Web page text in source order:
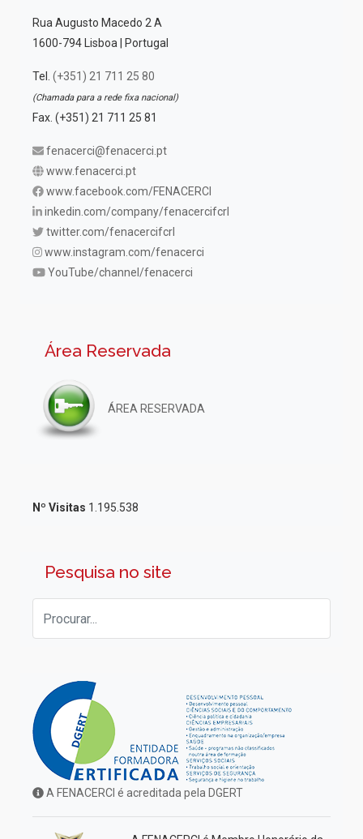
Rua Augusto Macedo 2 A
1600-794 Lisboa | Portugal
Tel. (+351) 21 711 25 80
(Chamada para a rede fixa nacional)
Fax. (+351) 21 711 25 81
fenacerci@fenacerci.pt
www.fenacerci.pt
www.facebook.com/FENACERCI
inkedin.com/company/fenacercifcrl
twitter.com/fenacercifcrl
www.instagram.com/fenacerci
YouTube/channel/fenacerci
Área Reservada
ÁREA RESERVADA
Nº Visitas 1.195.538
Pesquisa no site
A FENACERCI é acreditada pela DGERT